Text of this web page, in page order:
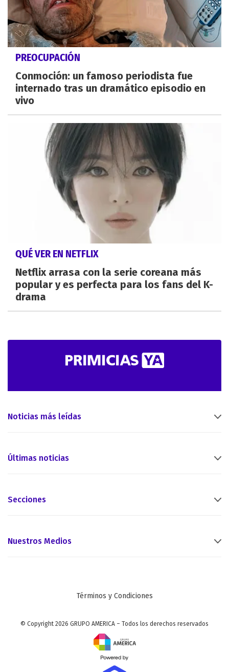
PREOCUPACIÓN
Conmoción: un famoso periodista fue
internado tras un dramático episodio en
vivo
QUÉ VER EN NETFLIX
Netflix arrasa con la serie coreana más
popular y es perfecta para los fans del K-
drama
Noticias más leídas
Últimas noticias
Secciones
Nuestros Medios
Términos y Condiciones
© Copyright 2026 GRUPO AMERICA – Todos los derechos reservados